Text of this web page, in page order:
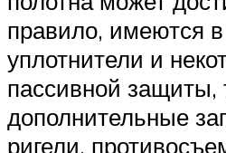
правило, имеются
уплотнители и
пассивной защиты,
дополнительные
ригели,